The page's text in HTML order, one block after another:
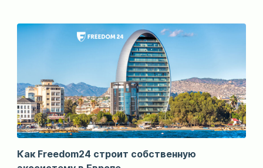
Как Freedom24 строит собственную